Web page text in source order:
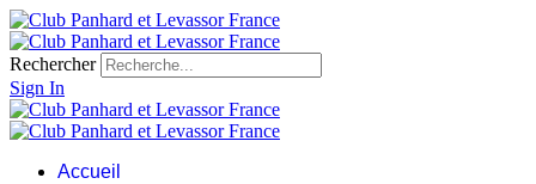
Rechercher
Sign In
Accueil